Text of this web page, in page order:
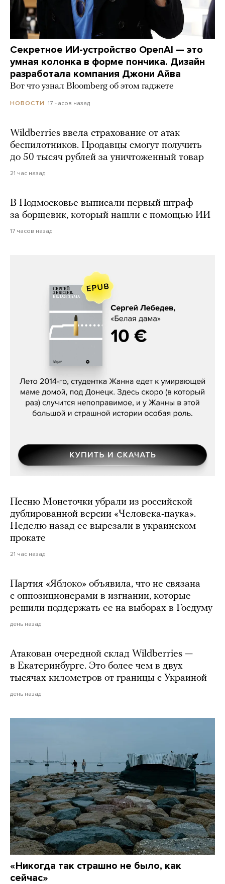
Секретное ИИ-устройство OpenAI — это
умная колонка в форме пончика. Дизайн
разработала компания Джони Айва
Вот что узнал Bloomberg об этом гаджете
НОВОСТИ 17 часов назад
Wildberries ввела страхование от атак
беспилотников. Продавцы смогут получить
до 50 тысяч рублей за уничтоженный товар
21 час назад
В Подмосковье выписали первый штраф
за борщевик, который нашли с помощью ИИ
17 часов назад
Сергей Лебедев, «Белая дама»
Песню Монеточки убрали из российской
дублированной версии «Человека-паука».
Неделю назад ее вырезали в украинском
прокате
21 час назад
Партия «Яблоко» объявила, что не связана
с оппозиционерами в изгнании, которые
решили поддержать ее на выборах в Госдуму
день назад
Атакован очередной склад Wildberries —
в Екатеринбурге. Это более чем в двух
тысячах километров от границы с Украиной
день назад
«Никогда так страшно не было, как
сейчас»